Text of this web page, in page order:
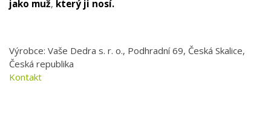
jako muž, který ji nosí.
Výrobce: Vaše Dedra s. r. o., Podhradní 69, Česká Skalice,
Česká republika
Kontakt